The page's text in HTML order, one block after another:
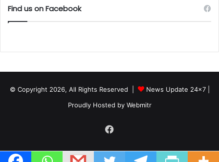
Find us on Facebook
© Copyright 2026, All Rights Reserved | News Update 24x7|
Proudly Hosted by Webmitr
Facebook